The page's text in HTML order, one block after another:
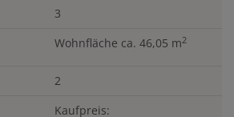
3
Wohnfläche ca. 46,05 m2
2
Kaufpreis: